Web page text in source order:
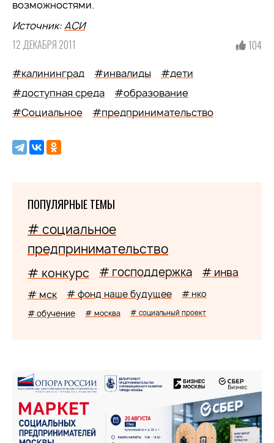
возможностями.
Источник:АСИ
12 ДЕКАБРЯ 2011 104
#калининград #инвалиды
#дети
#доступная среда
#образование
#Социальное
#предпринимательство
ПОПУЛЯРНЫЕ ТЕМЫ
# социальное
предпринимательство
# конкурс # господдержка # инва
# мск # фонд наше будущее # нко
# обучение # москва # социальный проект